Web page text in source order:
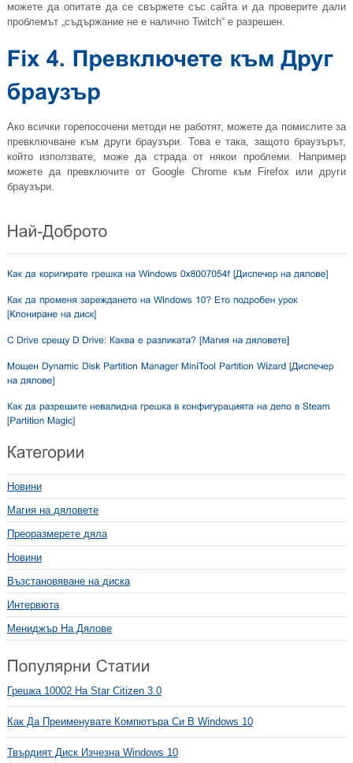
можете да опитате да се свържете със сайта и да проверите дали
проблемът „съдържание не е налично Twitch“ е разрешен.
Ако всички горепосочени методи не работят, можете да помислите за
превключване към други браузъри. Това е така, защото браузърът,
който използвате, може да страда от някои проблеми. Например
можете да превключите от Google Chrome към Firefox или други
браузъри.
Новини
Магия на дяловете
Преоразмерете дяла
Новини
Възстановяване на диска
Интервюта
Мениджър На Дялове
Грешка 10002 На Star Citizen 3.0
Как Да Преименувате Компютъра Си В Windows 10
Твърдият Диск Изчезна Windows 10